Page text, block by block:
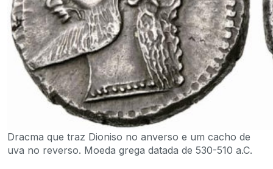
Dracma que traz Dioniso no anverso e um cacho de
uva no reverso. Moeda grega datada de 530-510 a.C.